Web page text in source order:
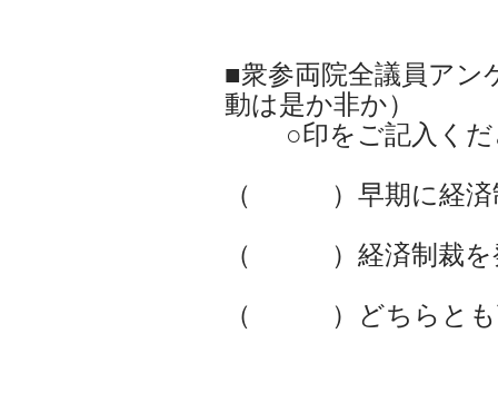
■衆参両院全議員アン
動は是か非か）
○印をご記入くだ
（ ）早期に経済
（ ）経済制裁を
（ ）どちらとも